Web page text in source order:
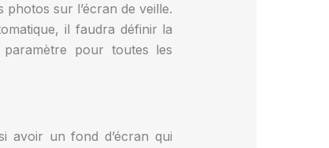
sur l’écran de veille.
il faudra définir la
pour toutes les
avoir un fond d’écran qui